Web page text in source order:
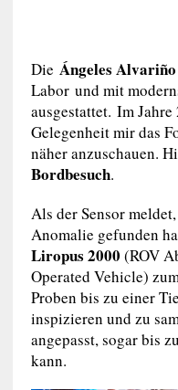
Die Ángeles Alvariño
Labor und mit
ausgestattet. Im Jahre
Gelegenheit mir das
näher anzuschauen.
Bordbesuch.
Als der Sensor
Anomalie gefunden
Liropus 2000 (ROV
Operated Vehicle)
Proben bis zu einer
inspizieren und zu
angepasst, sogar bis
kann.